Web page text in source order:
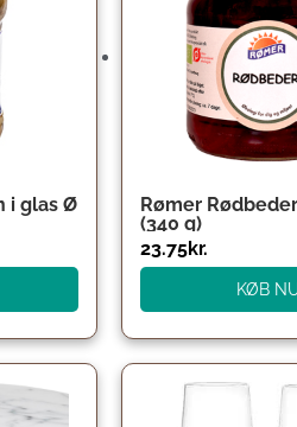
i glas Ø
Rømer
(340 g)
23.75kr.
KØB